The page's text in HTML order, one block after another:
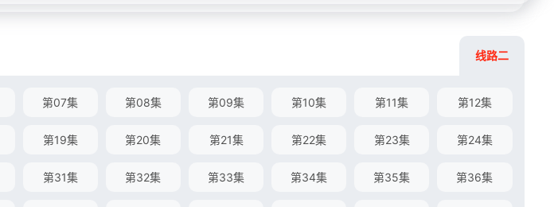
线路二
第07集 第08集 第09集 第10集 第11集 第12集
第19集 第20集 第21集 第22集 第23集 第24集
第31集 第32集 第33集 第34集 第35集 第36集